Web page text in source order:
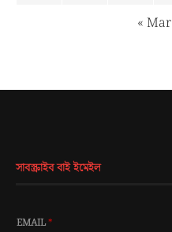
« Mar
সাবস্ক্রাইব বাই ইমেইল
EMAIL*